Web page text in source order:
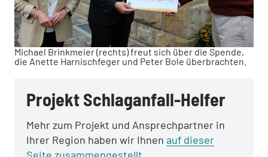
Michael Brinkmeier (rechts) freut sich über die Spende,
die Anette Harnischfeger und Peter Bole überbrachten.
Projekt Schlaganfall-Helfer
Mehr zum Projekt und Ansprechpartner in
Ihrer Region haben wir Ihnen auf dieser